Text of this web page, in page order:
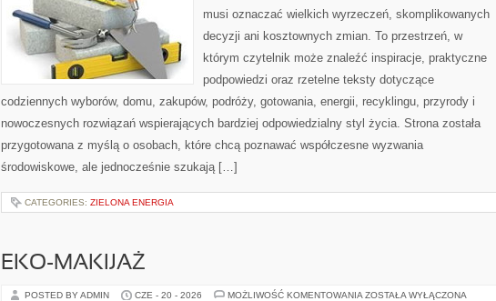
musi oznaczać wielkich wyrzeczeń, skomplikowanych
decyzji ani kosztownych zmian. To przestrzeń, w
którym czytelnik może znaleźć inspiracje, praktyczne
podpowiedzi oraz rzetelne teksty dotyczące
codziennych wyborów, domu, zakupów, podróży, gotowania, energii, recyklingu, przyrody i
nowoczesnych rozwiązań wspierających bardziej odpowiedzialny styl życia. Strona została
przygotowana z myślą o osobach, które chcą poznawać współczesne wyzwania
środowiskowe, ale jednocześnie szukają […]
CATEGORIES: ZIELONA ENERGIA
EKO-MAKIJAŻ
POSTED BY ADMIN CZE - 20 - 2026 MOŻLIWOŚĆ KOMENTOWANIA EKO-
ZOSTAŁA WYŁĄCZONA